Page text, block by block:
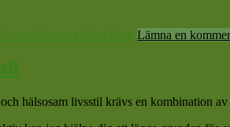
LivsstilsResurs Nina Plato Lämna en
hälsosam livsstil krävs en kombination